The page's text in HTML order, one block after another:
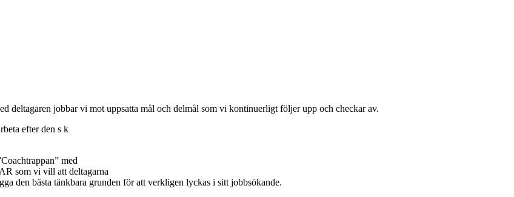
deltagaren jobbar vi mot uppsatta mål och delmål som vi kontinuerligt följer upp och checkar av.
efter den s k
med
som vi vill att deltagarna
den bästa tänkbara grunden för att verkligen lyckas i sitt jobbsökande.